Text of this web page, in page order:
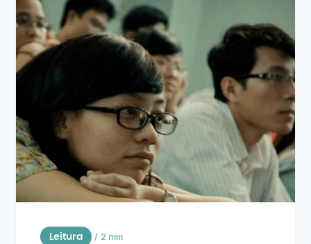
Leitura / 2 min